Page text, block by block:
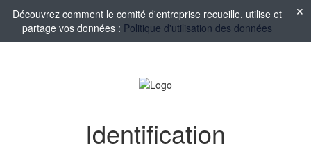
Découvrez comment le comité d'entreprise recueille, utilise et
partage vos données : Politique d'utilisation des données
Identification